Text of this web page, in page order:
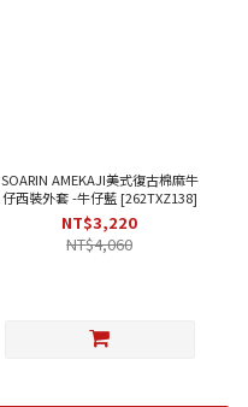
SOARIN AMEKAJI美式復古棉麻牛
仔西裝外套 -牛仔藍 [262TXZ138]
NT$3,220
NT$4,060